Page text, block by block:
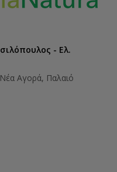
- Ελ.
Αγορά, Παλαιό